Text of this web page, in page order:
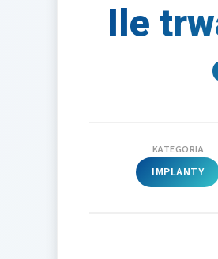
Ile
KATEGORIA
IMPLANTY